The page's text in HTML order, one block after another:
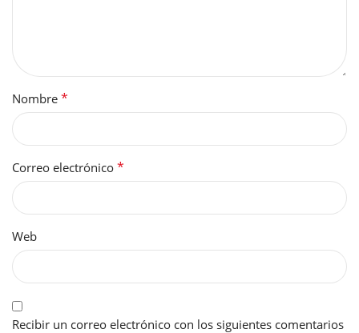
Nombre *
Correo electrónico *
Web
Recibir un correo electrónico con los siguientes comentarios